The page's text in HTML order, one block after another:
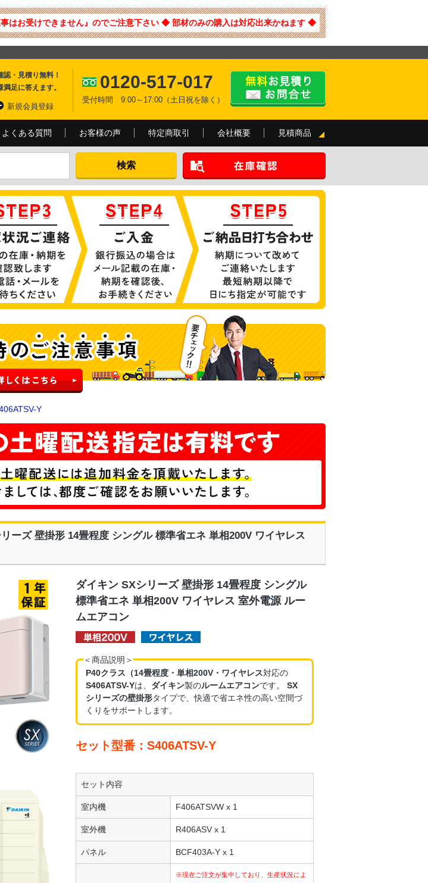
はお受けできません』のでご注意下さい ◆ 部材のみの購入は対応出来かねます ◆
・見積り無料！
足に答えます。
新規会員登録
0120-517-017
受付時間 9:00～17:00（土日祝を除く）
よくある質問 お客様の声 特定商取引 会社概要 見積商品
Y
ーズ 壁掛形 14畳程度 シングル 標準省エネ 単相200V ワイヤレス
ダイキン SXシリーズ 壁掛形 14畳程度 シングル
標準省エネ 単相200V ワイヤレス 室外電源 ルー
ムエアコン
＜商品説明＞
P40クラス（14畳程度・単相200V・ワイヤレス対応の
S406ATSV-Yは、 ダイキン製のルームエアコンです。 SX
シリーズの壁掛形タイプで、快適で省エネ性の高い空間づ
くりをサポートします。
セット型番：S406ATSV-Y
セット内容
室内機 F406ATSVW x 1
室外機 R406ASV x 1
パネル BCF403A-Y x 1
※現在ご注文が集中しており、生産状況によ